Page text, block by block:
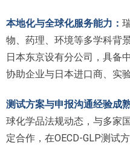
本地化与全球化服务能力：
物、药理、环境等多学科背
日本东京设有分公司，具备
协助企业与日本进口商、实
测试方案与申报沟通经验成
球化学品法规动态，与多家
定合作，在OECD-GLP测试